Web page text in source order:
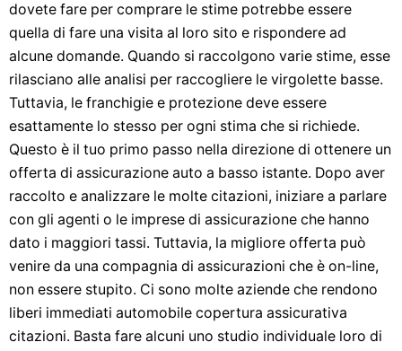
dovete fare per comprare le stime potrebbe essere
quella di fare una visita al loro sito e rispondere ad
alcune domande. Quando si raccolgono varie stime, esse
rilasciano alle analisi per raccogliere le virgolette basse.
Tuttavia, le franchigie e protezione deve essere
esattamente lo stesso per ogni stima che si richiede.
Questo è il tuo primo passo nella direzione di ottenere un
offerta di assicurazione auto a basso istante. Dopo aver
raccolto e analizzare le molte citazioni, iniziare a parlare
con gli agenti o le imprese di assicurazione che hanno
dato i maggiori tassi. Tuttavia, la migliore offerta può
venire da una compagnia di assicurazioni che è on-line,
non essere stupito. Ci sono molte aziende che rendono
liberi immediati automobile copertura assicurativa
citazioni. Basta fare alcuni uno studio individuale loro di